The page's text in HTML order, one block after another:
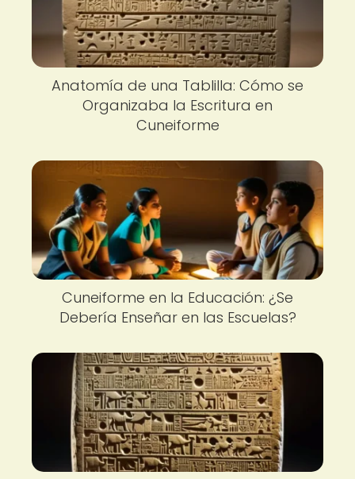
Anatomía de una Tablilla: Cómo se
Organizaba la Escritura en
Cuneiforme
Cuneiforme en la Educación: ¿Se
Debería Enseñar en las Escuelas?